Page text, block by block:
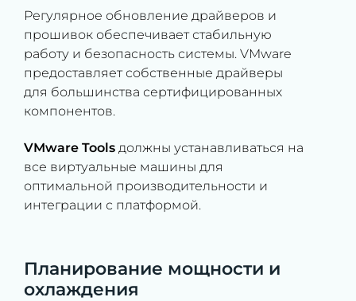
Регулярное обновление драйверов и
прошивок обеспечивает стабильную
работу и безопасность системы. VMware
предоставляет собственные драйверы
для большинства сертифицированных
компонентов.
VMware Tools должны устанавливаться на
все виртуальные машины для
оптимальной производительности и
интеграции с платформой.
Планирование мощности и
охлаждения